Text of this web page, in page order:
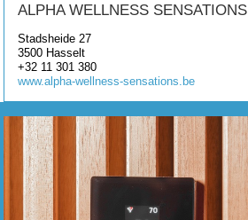
ALPHA WELLNESS SENSATIONS
Stadsheide 27
3500 Hasselt
+32 11 301 380
www.alpha-wellness-sensations.be